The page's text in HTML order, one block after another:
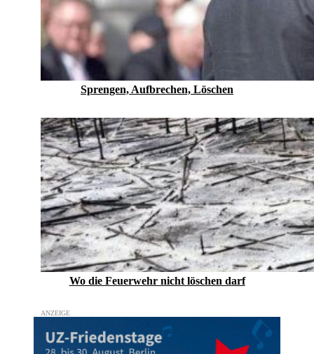
Sprengen, Aufbrechen, Löschen
Wo die Feuerwehr nicht löschen darf